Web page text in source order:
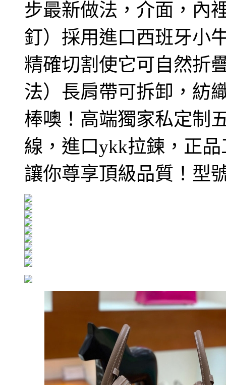
步最新做法，介面，內
釘）採用進口西班牙小
精確切割使它可自然折
法）長肩帶可拆卸，紡
棒噢！高端獨家私定制
線，進口ykk拉鍊，正
讓你尊享頂級品質！型